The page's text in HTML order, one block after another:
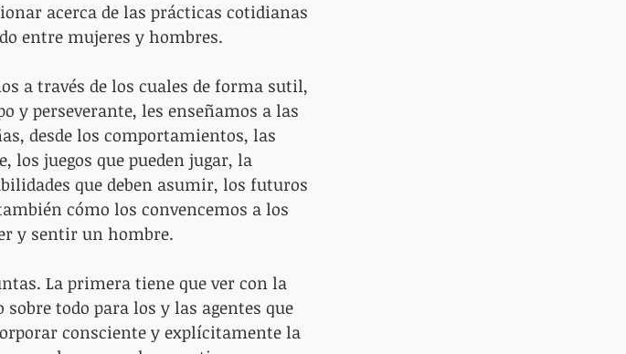
acerca de las prácticas cotidianas
entre mujeres y hombres.
a través de los cuales de forma sutil,
y perseverante, les enseñamos a las
desde los comportamientos, las
los juegos que pueden jugar, la
que deben asumir, los futuros
cómo los convencemos a los
y sentir un hombre.
La primera tiene que ver con la
todo para los y las agentes que
consciente y explícitamente la